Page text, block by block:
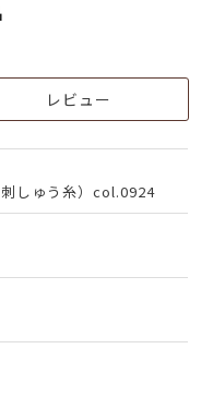
レビュー
しゅう糸）col.0924